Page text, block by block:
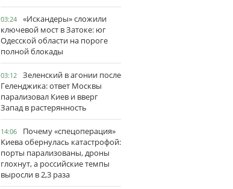
03:24
«Искандеры» сложили
ключевой мост в Затоке: юг
Одесской области на пороге
полной блокады
03:12
Зеленский в агонии после
Геленджика: ответ Москвы
парализовал Киев и вверг
Запад в растерянность
14:06
Почему «спецоперация»
Киева обернулась катастрофой:
порты парализованы, дроны
глохнут, а российские темпы
выросли в 2,3 раза